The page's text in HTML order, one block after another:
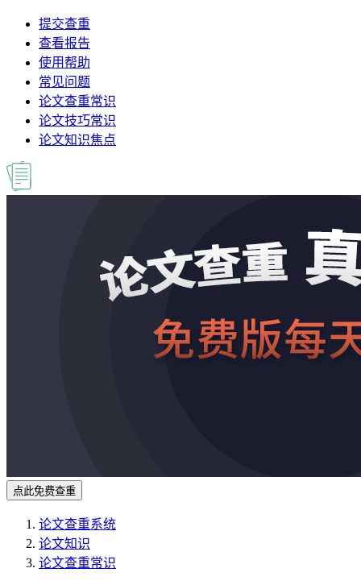
提交查重
查看报告
使用帮助
常见问题
论文查重常识
论文技巧常识
论文知识焦点
点此免费查重
论文查重系统
论文知识
论文查重常识